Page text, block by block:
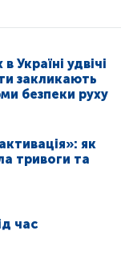
Україні удвічі
закликають
безпеки руху
як
тривоги та
час